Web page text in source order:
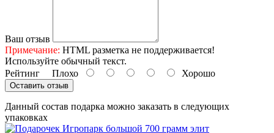
Ваш отзыв
Примечание: HTML разметка не поддерживается!
Используйте обычный текст.
Рейтинг Плохо Хорошо
Оставить отзыв
Данный состав подарка можно заказать в следующих
упаковках